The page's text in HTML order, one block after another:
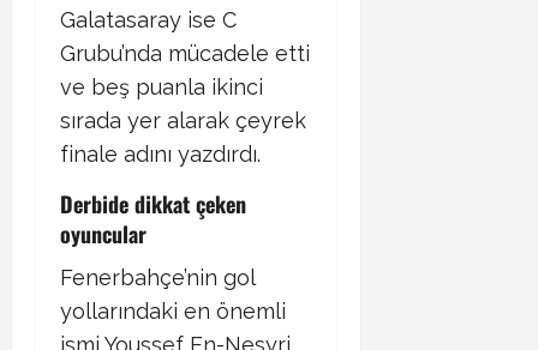
Galatasaray ise C
Grubu’nda mücadele etti
ve beş puanla ikinci
sırada yer alarak çeyrek
finale adını yazdırdı. ​
Derbide dikkat çeken
oyuncular
Fenerbahçe’nin gol
yollarındaki en önemli
ismi Youssef En-Nesyri,